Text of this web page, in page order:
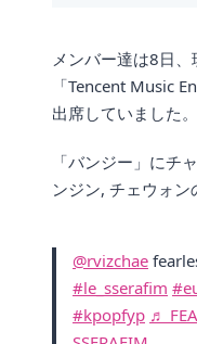
メンバー達は8日
「Tencent Music
出席していました。
「バンジー」にチ
ンジン, チェウォン
@rvizchae
#le_sserafim
#kpopfyp ♬